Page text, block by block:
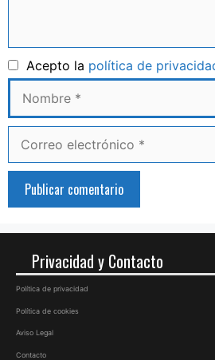
Acepto la política de
Privacidad y Contacto
Política de privacidad
Política de cookies
Aviso Legal
Contacto